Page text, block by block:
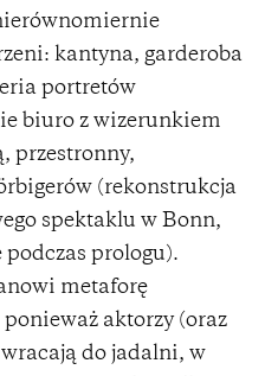
kantyna, garderoba
portretów
biuro z wizerunkiem
przestronny,
(rekonstrukcja
spektaklu w Bonn,
prologu).
metaforę
aktorzy (oraz
do jadalni, w